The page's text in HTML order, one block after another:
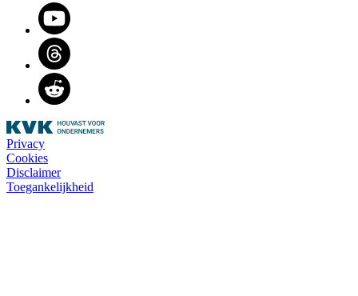
Youtube
Threads
Reddit
Privacy
Cookies
Disclaimer
Toegankelijkheid